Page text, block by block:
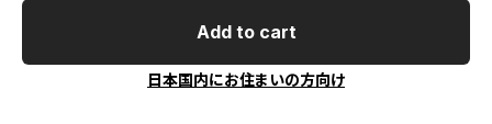
Add to cart
日本国内にお住まいの方向け